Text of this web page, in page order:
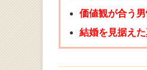
価値観が合う
結婚を見据え